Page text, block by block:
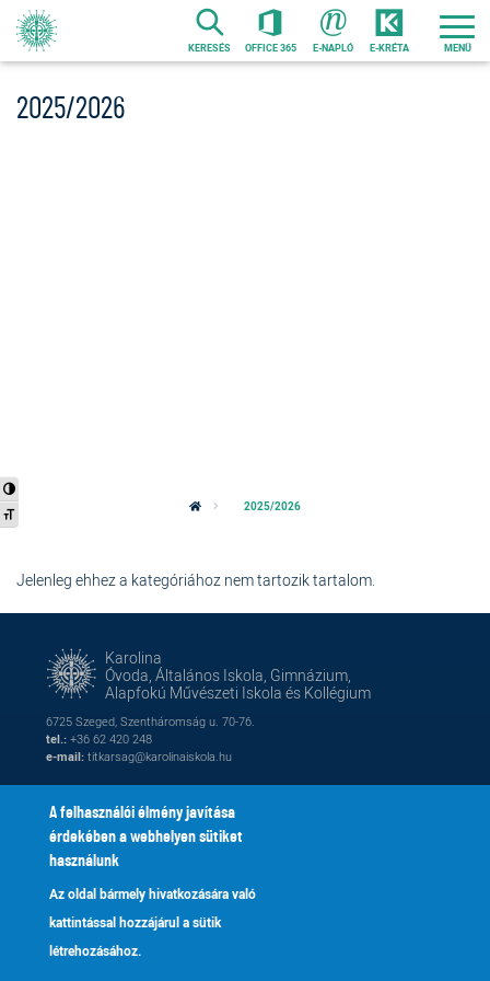
Ugrás
a
tartalomra
Nagy kontraszt váltása
Betűméret váltása
KERESÉS OFFICE 365 E-NAPLÓ E-KRÉTA
2025/2026
2025/2026
Jelenleg ehhez a kategóriához nem tartozik tartalom.
Karolina
Óvoda, Általános Iskola, Gimnázium,
Alapfokú Művészeti Iskola és Kollégium
6725 Szeged, Szentháromság u. 70-76.
tel.: +36 62 420 248
e-mail: titkarsag@karolinaiskola.hu
Lábléc
Naptár
Alapítvány
A felhasználói élmény javítása
érdekében a webhelyen sütiket
használunk
Az oldal bármely hivatkozására való
kattintással hozzájárul a sütik
létrehozásához.